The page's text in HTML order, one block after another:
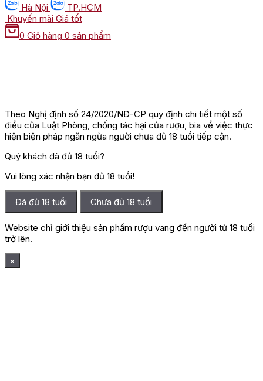
Hà Nội
TP.HCM
Khuyến mãi Giá tốt
0 Giỏ hàng 0 sản phẩm
Theo Nghị định số 24/2020/NĐ-CP quy định chi tiết một số
điều của Luật Phòng, chống tác hại của rượu, bia về việc thực
hiện biện pháp ngăn ngừa người chưa đủ 18 tuổi tiếp cận.
Quý khách đã đủ 18 tuổi?
Vui lòng xác nhận bạn đủ 18 tuổi!
Đã đủ 18 tuổi Chưa đủ 18 tuổi
Website chỉ giới thiệu sản phẩm rượu vang đến người từ 18 tuổi
trở lên.
×